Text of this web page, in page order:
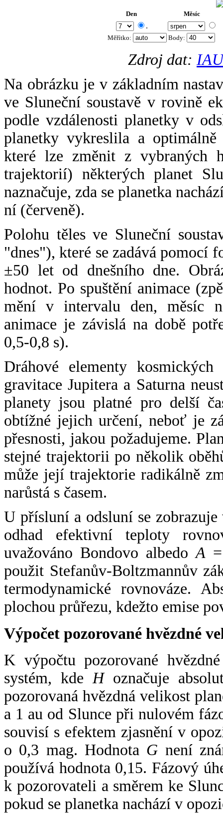
Den Měsíc
.
Měřítko: Body:
Zdroj dat:
Na obrázku je v základním
ve Sluneční soustavě v rovině
podle vzdálenosti planetky v
planetky vykreslila a
které lze změnit z vybraných
trajektorií) některých planet
naznačuje, zda se planetka
ní (červeně).
Polohu těles ve Sluneční
"dnes"), které se zadává pomocí
±50 let od dnešního dne.
hodnot. Po spuštění animace
mění v intervalu den, měsíc
animace je závislá na době
0,5-0,8 s).
Dráhové elementy
gravitace Jupitera a Saturna
planety jsou platné pro delší
obtížné jejich určení, neboť je
přesnosti, jakou požadujeme.
stejné trajektorii po několik
může její trajektorie radikálně
narůstá s časem.
U přísluní a odsluní se
odhad efektivní teploty
uvažováno Bondovo albedoA
použit Stefanův-Boltzmannův
termodynamické rovnováze.
plochou průřezu, kdežto emise
Výpočet pozorované hvězdné
K výpočtu pozorované
systém, kde Hoznačuje
pozorovaná hvězdná velikost
a 1 au od Slunce při nulovém
souvisí s efektem zjasnění v
o 0,3 mag. Hodnota G není
používá hodnota 0,15. Fázový
k pozorovateli a směrem ke
pokud se planetka nachází v